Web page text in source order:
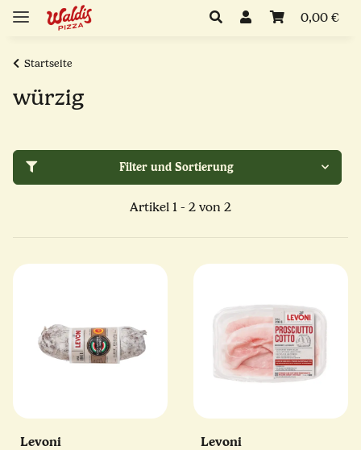
0,00 €
Startseite
würzig
Filter und Sortierung
Artikel 1 - 2 von 2
Levoni Levoni